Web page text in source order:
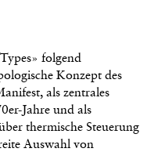
folgend
Konzept des
als zentrales
Jahre und als
thermische Steuerung
Auswahl von